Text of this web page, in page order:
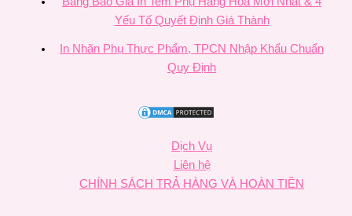
Yếu Tố Quyết Định Giá Thành
In Nhãn Phụ Thực Phẩm, TPCN Nhập Khẩu Chuẩn
Quy Định
Dịch Vụ
Liên hệ
CHÍNH SÁCH TRẢ HÀNG VÀ HOÀN TIỀN